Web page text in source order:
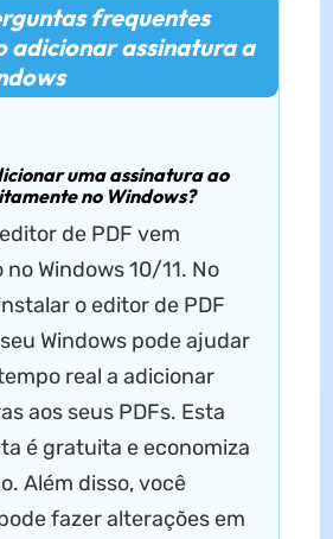
frequentes
adicionar assinatura a
uma assinatura ao
no Windows?
de PDF vem
Windows 10/11. No
o editor de PDF
Windows pode ajudar
real a adicionar
aos seus PDFs. Esta
é gratuita e economiza
Além disso, você
fazer alterações em